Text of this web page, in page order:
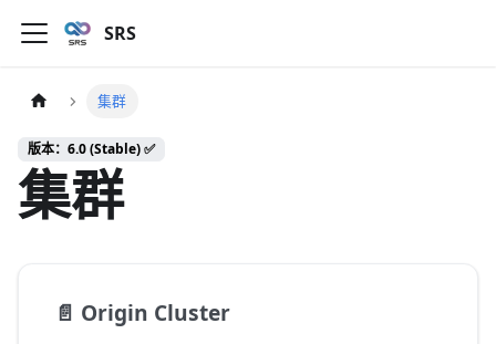
SRS
集群
版本：6.0 (Stable) ✅
集群
📄️ Origin Cluster